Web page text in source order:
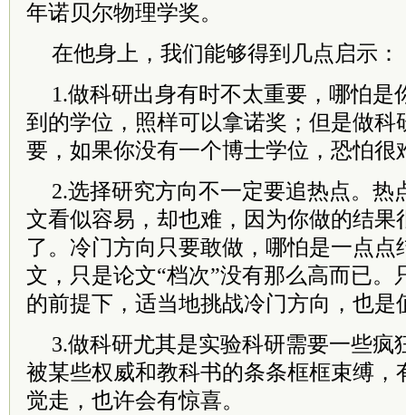
年诺贝尔物理学奖。
在他身上，我们能够得到几点启示：
1.做科研出身有时不太重要，哪怕是
到的学位，照样可以拿诺奖；但是做科
要，如果你没有一个博士学位，恐怕很
2.选择研究方向不一定要追热点。热
文看似容易，却也难，因为你做的结果
了。冷门方向只要敢做，哪怕是一点点
文，只是论文“档次”没有那么高而已。
的前提下，适当地挑战冷门方向，也是
3.做科研尤其是实验科研需要一些疯
被某些权威和教科书的条条框框束缚，
觉走，也许会有惊喜。